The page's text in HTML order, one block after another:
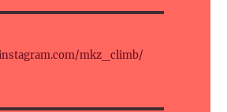
mkz_climb/